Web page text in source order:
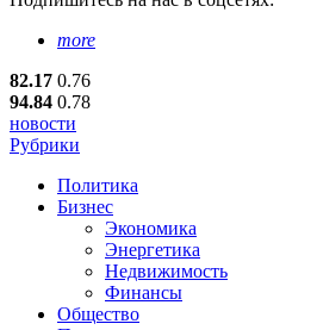
more
82.17 0.76
94.84 0.78
новости
Рубрики
Политика
Бизнес
Экономика
Энергетика
Недвижимость
Финансы
Общество